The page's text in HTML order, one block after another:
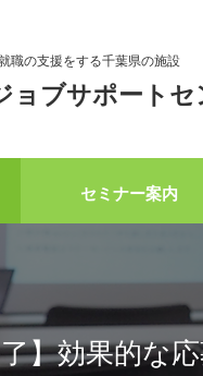
職の支援をする千葉県の施設
ョブサポートセ
セミナー案内
】効果的な